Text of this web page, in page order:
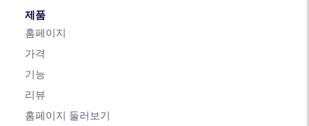
제품
홈페이지
가격
기능
리뷰
홈페이지 둘러보기